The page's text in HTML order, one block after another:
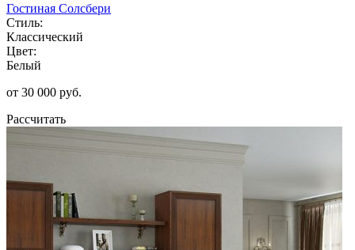
Гостиная Солсбери
Стиль:
Классический
Цвет:
Белый
от 30 000 руб.
Рассчитать